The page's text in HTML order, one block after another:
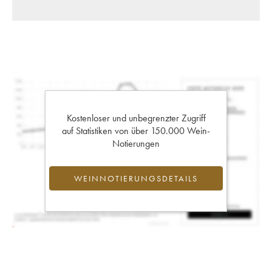
Kostenloser und unbegrenzter Zugriff
auf Statistiken von über 150.000 Wein-
Notierungen
WEINNOTIERUNGSDETAILS